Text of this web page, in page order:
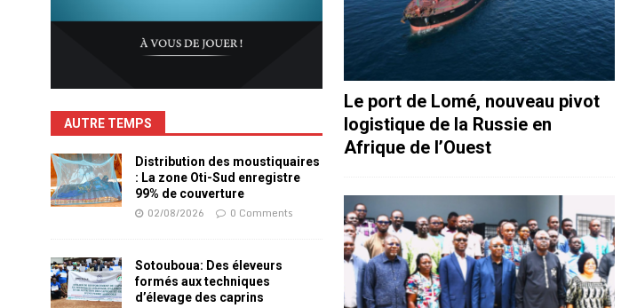
AUTRE TEMPS
Distribution des moustiquaires
: La zone Oti-Sud enregistre
99% de couverture
02/08/2026 0 Comments
Sotouboua: Des éleveurs
formés aux techniques
d’élevage des caprins
Le port de Lomé, nouveau pivot
logistique de la Russie en
Afrique de l’Ouest